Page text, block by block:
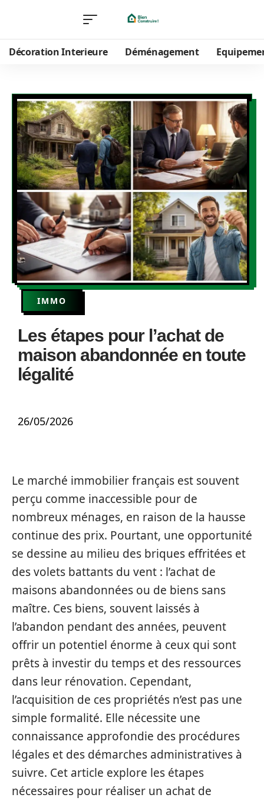
Décoration Interieure Déménagement
IMMO
Les étapes pour l’achat de
maison abandonnée en toute
légalité
26/05/2026
Le marché immobilier français est souvent
perçu comme inaccessible pour de
nombreux ménages, en raison de la hausse
continue des prix. Pourtant, une opportunité
se dessine au milieu des briques effritées et
des volets battants du vent : l’achat de
maisons abandonnées ou de biens sans
maître. Ces biens, souvent laissés à
l’abandon pendant des années, peuvent
offrir un potentiel énorme à ceux qui sont
prêts à investir du temps et des ressources
dans leur rénovation. Cependant,
l’acquisition de ces propriétés n’est pas une
simple formalité. Elle nécessite une
connaissance approfondie des procédures
légales et des démarches administratives à
suivre. Cet article explore les étapes
nécessaires pour réaliser un achat de